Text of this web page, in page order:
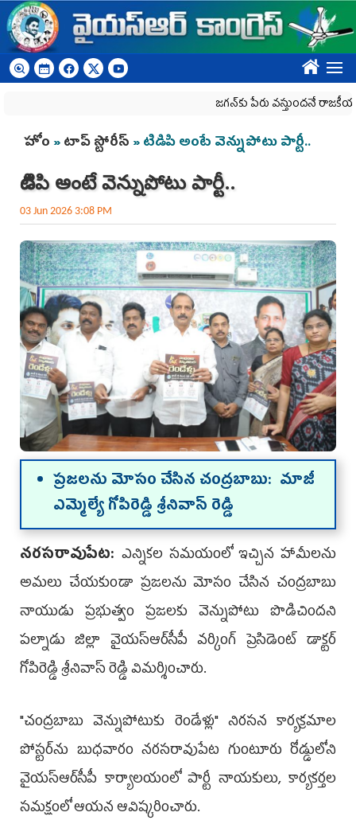
Skip to main content
????
జగన్‌కు పేరు వస్తుందనే రాజకీయ కక్షతో
You are here
హోం »టాప్ స్టోరీస్ » టిడిపి అంటే వెన్నుపోటు పార్టీ..
టిడిపి అంటే వెన్నుపోటు పార్టీ..
03 Jun 2026 3:08 PM
ప్రజలను మోసం చేసిన చంద్రబాబు: మాజీ
ఎమ్మెల్యే గోపిరెడ్డి శ్రీనివాస్ రెడ్డి
నరసరావుపేట: ఎన్నికల సమయంలో ఇచ్చిన హామీలను
అమలు చేయకుండా ప్రజలను మోసం చేసిన చంద్రబాబు
నాయుడు ప్రభుత్వం ప్రజలకు వెన్నుపోటు పొడిచిందని
పల్నాడు జిల్లా వైయ‌స్ఆర్‌సీపీ వర్కింగ్ ప్రెసిడెంట్ డాక్టర్
గోపిరెడ్డి శ్రీనివాస్ రెడ్డి విమర్శించారు.
"చంద్రబాబు వెన్నుపోటుకు రెండేళ్లు" నిరసన కార్యక్రమాల
పోస్టర్‌ను బుధవారం నరసరావుపేట గుంటూరు రోడ్డులోని
వైయ‌స్ఆర్‌సీపీ కార్యాలయంలో పార్టీ నాయకులు, కార్యకర్తల
సమక్షంలో ఆయన ఆవిష్కరించారు.